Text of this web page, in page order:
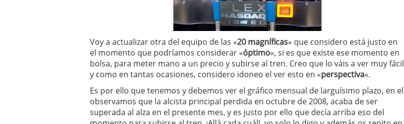
Voy a actualizar otra del equipo de las «20 magníficas» que considero está justo en
el momento que podríamos considerar «óptimo«, si es que existe ese momento en
bolsa, para meter mano a un precio y subirse al tren. Creo que lo váis a ver muy fácil
y como en tantas ocasiones, considero idoneo el ver esto en «perspectiva«.
Es por ello que tenemos y debemos ver el gráfico mensual de larguísimo plazo, en el
observamos que la alcista principal perdida en octubre de 2008, acaba de ser
superada al alza en el presente mes, y es justo por ello que decía arriba eso del